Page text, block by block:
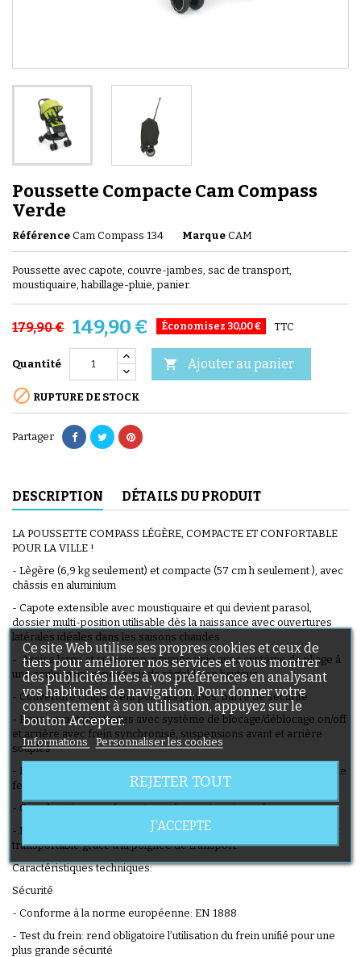
Poussette Compacte Cam Compass
Verde
Référence Cam Compass 134 Marque CAM
Poussette avec capote, couvre-jambes, sac de transport,
moustiquaire, habillage-pluie, panier.
179,90 € 149,90 € Économisez 30,00 € TTC
Quantité  Ajouter au panier
 RUPTURE DE STOCK
Partager
DESCRIPTION DÉTAILS DU PRODUIT
LA POUSSETTE COMPASS LÉGÈRE, COMPACTE ET CONFORTABLE
POUR LA VILLE !
- Lègère (6,9 kg seulement) et compacte (57 cm h seulement ), avec
châssis en aluminium
- Capote extensible avec moustiquaire et qui devient parasol,
dossier multi-position utilisable dès la naissance avec ouvertures
latérales idéales dans les saisons chaudes
- Assise large et spacieuse, poignée unie avec système de pliage à
une seule main, repose-pieds réglable en hauteur
- Couverture coupe-vent pour les jambes, barre de sécurité
- Roues avant pivotantes avec système de blocage/déblocage on/off
et arrière avec frein synchronisé, suspensions avant et arrière
souples
- Harnais à 5 points avec sangles d'épaule rembourrées, crochet de
fermeture
- Grand panier avec fermetures à pression aimantée
- Pliage super compact ; fermée elle reste debout et est facilement
transportable grâce à la poignée de transport.
Caractéristiques techniques:
Sécurité
- Conforme à la norme européenne: EN 1888
- Test du frein: rend obligatoire l’utilisation du frein unifié pour une
plus grande sécurité
Ce site Web utilise ses propres cookies et ceux de
tiers pour améliorer nos services et vous montrer
des publicités liées à vos préférences en analysant
vos habitudes de navigation. Pour donner votre
consentement à son utilisation, appuyez sur le
bouton Accepter.
Informations Personnaliser les cookies
REJETER TOUT
J'ACCEPTE